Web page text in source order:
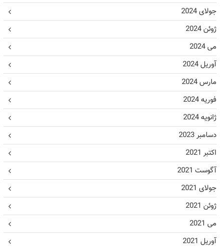
جولای 2024
ژوئن 2024
می 2024
آوریل 2024
مارس 2024
فوریه 2024
ژانویه 2024
دسامبر 2023
اکتبر 2021
آگوست 2021
جولای 2021
ژوئن 2021
می 2021
آوریل 2021